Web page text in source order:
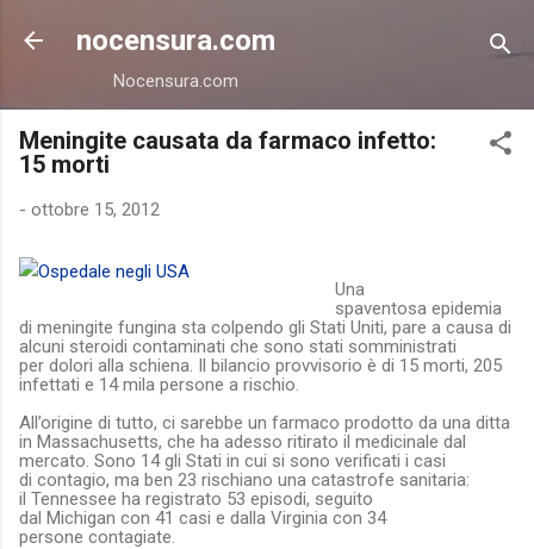
Passa ai contenuti principali
nocensura.com
Nocensura.com
Meningite causata da farmaco infetto:
15 morti
- ottobre 15, 2012
Una
spaventosa epidemia
di meningite fungina sta colpendo gli Stati Uniti, pare a causa di
alcuni steroidi contaminati che sono stati somministrati
per dolori alla schiena . Il bilancio provvisorio è di 15 morti, 205
infettati e 14 mila persone a rischio
All’origine di tutto, ci sarebbe un farmaco prodotto da una ditta
in Massachusetts, che ha adesso ritirato il medicinale dal
mercato. Sono 14gli Stati in cui si sono verificati i casi
di contagio, ma ben 23 rischiano una catastrofe sanitaria:
il Tennessee ha registrato 53 episodi, seguito
dal Michigan con 41 casi e dalla Virginia con 34
persone contagiate.